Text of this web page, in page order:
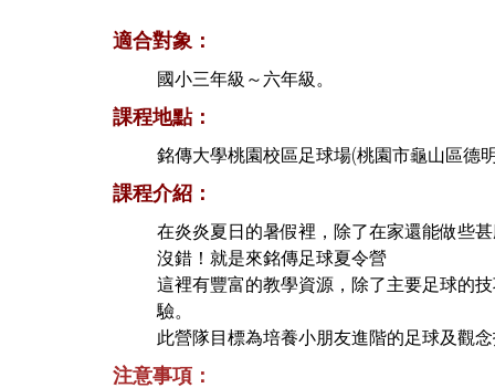
適合對象：
國小三年級～六年級。
課程地點：
銘傳大學桃園校區足球場(桃園市龜山區德
課程介紹：
在炎炎夏日的暑假裡，除了在家還能做些
沒錯！就是來銘傳足球夏令營
這裡有豐富的教學資源，除了主要足球的
驗。
此營隊目標為培養小朋友進階的足球及觀
注意事項：